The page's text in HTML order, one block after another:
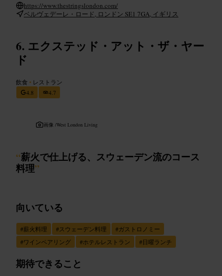
https://www.thestringslondon.com/
ベルヴェデーレ・ロード, ロンドン SE1 7GA, イギリス
エクステッド・アット・ザ・ヤー
ド
飲食 • レストラン
4.8
4.7
画像 /West London Living
“薪火で仕上げる、スウェーデン流のコース
料理”
向いている
#薪火料理 #スウェーデン料理 #ガストロノミー
#ワインペアリング #ホテルレストラン #日曜ランチ
期待できること